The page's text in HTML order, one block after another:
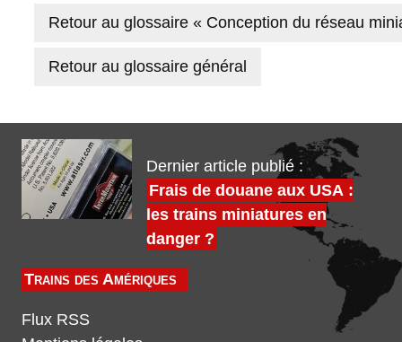
Retour au glossaire « Conception du réseau
Retour au glossaire général
Dernier article publié :
Frais de douane aux USA :
les trains miniatures en
danger ?
Trains des Amériques
Flux RSS